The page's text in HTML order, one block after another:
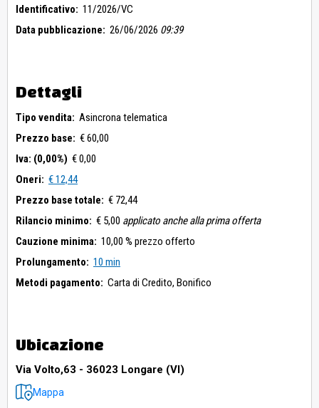
Identificativo: 11/2026/VC
Data pubblicazione: 26/06/2026 09:39
Dettagli
Tipo vendita: Asincrona telematica
Prezzo base: € 60,00
Iva: (0,00%) € 0,00
Oneri: € 12,44
Prezzo base totale: € 72,44
Rilancio minimo: € 5,00 applicato anche alla prima offerta
Cauzione minima: 10,00 % prezzo offerto
Prolungamento: 10 min
Metodi pagamento: Carta di Credito, Bonifico
Ubicazione
Via Volto,63 - 36023 Longare (VI)
Mappa